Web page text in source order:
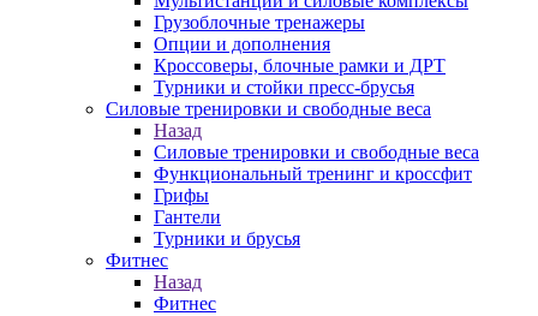
Грузоблочные тренажеры
Опции и дополнения
Кроссоверы, блочные рамки и ДРТ
Турники и стойки пресс-брусья
Силовые тренировки и свободные веса
Назад
Силовые тренировки и свободные веса
Функциональный тренинг и кроссфит
Грифы
Гантели
Турники и брусья
Фитнес
Назад
Фитнес